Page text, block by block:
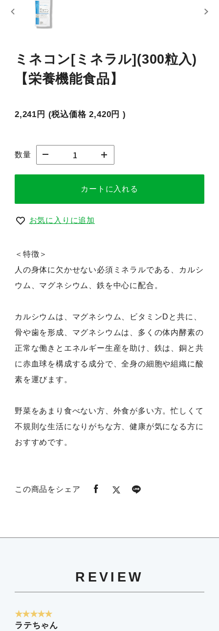
ミネコン[ミネラル](300粒入)
【栄養機能食品】
2,241円 (税込価格2,420円 )
数量
カートに入れる
お気に入りに追加
＜特徴＞
人の身体に欠かせない必須ミネラルである、カルシ
ウム、マグネシウム、鉄を中心に配合。
カルシウムは、マグネシウム、ビタミンDと共に、
骨や歯を形成、マグネシウムは、多くの体内酵素の
正常な働きとエネルギー生産を助け、鉄は、銅と共
に赤血球を構成する成分で、全身の細胞や組織に酸
素を運びます。
野菜をあまり食べない方、外食が多い方。忙しくて
不規則な生活になりがちな方、健康が気になる方に
おすすめです。
この商品をシェア
REVIEW
★★★★★
ラテちゃん